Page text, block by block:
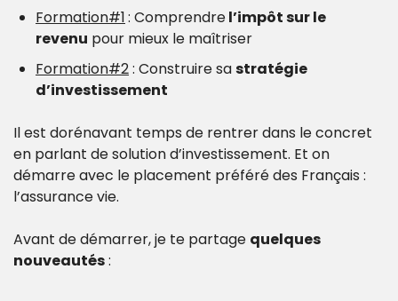
Formation#1: Comprendre l’impôt sur le
revenu pour mieux le maîtriser
Formation#2 : Construire sa stratégie
d’investissement
Il est dorénavant temps de rentrer dans le concret
en parlant de solution d’investissement. Et on
démarre avec le placement préféré des Français :
l’assurance vie.
Avant de démarrer, je te partage quelques
nouveautés :